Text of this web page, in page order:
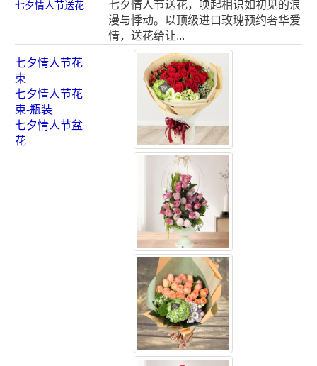
七夕情人节送花
七夕情人节送花，唤起相识如初见的浪
漫与悸动。以顶级进口玫瑰预约奢华爱
情，送花给让...
七夕情人节花
束
七夕情人节花
束-瓶装
七夕情人节盆
花